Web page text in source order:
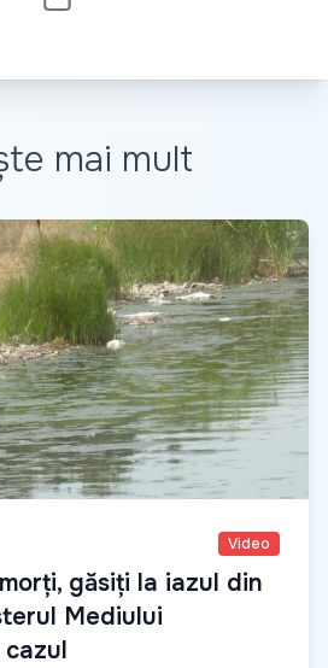
mai mult
Video
găsiți la iazul din
Mediului